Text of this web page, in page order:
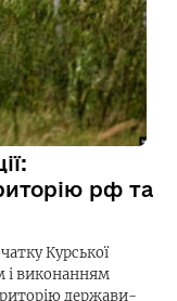
рф та
Курської
і виконанням
держави-